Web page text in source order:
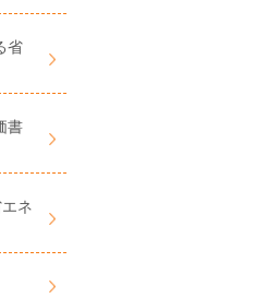
省
書
ネ